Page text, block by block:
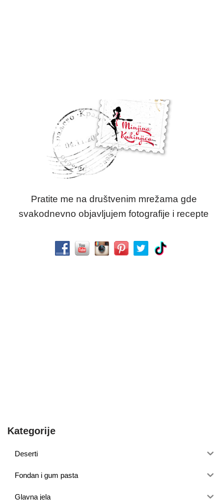
Pratite me na društvenim mrežama gde
svakodnevno objavljujem fotografije i recepte
Kategorije
Deserti
Fondan i gum pasta
Glavna jela